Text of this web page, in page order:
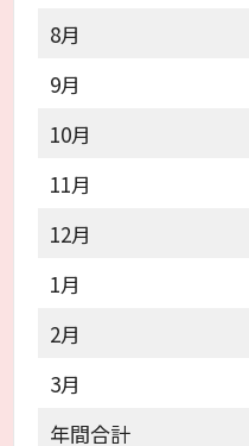
8月
9月
10月
11月
12月
1月
2月
3月
年間合計